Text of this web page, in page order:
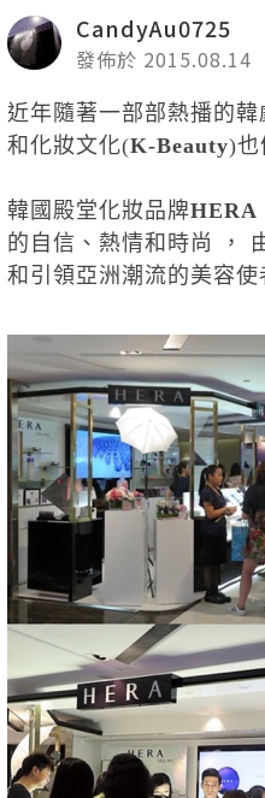
CandyAu0725
發佈於 2015.08.14
近年隨著一部部熱播的
和化妝文化(K-Beauty)也
韓國殿堂化妝品牌HERA
的自信、熱情和時尚
，
和引領亞洲潮流的美容